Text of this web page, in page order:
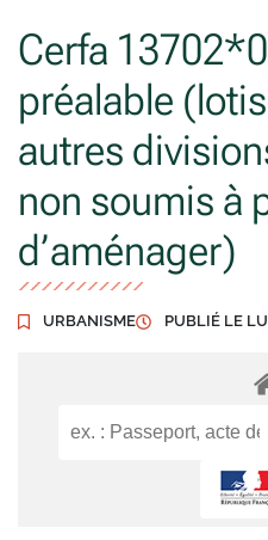
Cerfa
préalable
autres
non soumis à
d’aménager)
URBANISME PUBLIÉ LE